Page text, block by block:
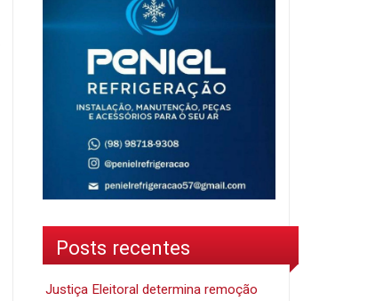
Posts recentes
Justiça Eleitoral determina remoção